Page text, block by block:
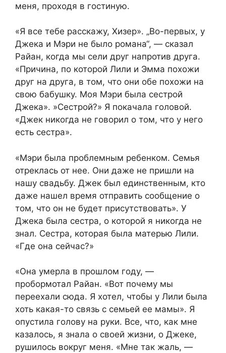
меня, проходя в гостиную.
«Я все тебе расскажу, Хизер». „Во-первых, у
Джека и Мэри не было романа“, — сказал
Райан, когда мы сели друг напротив друга.
«Причина, по которой Лили и Эмма похожи
друг на друга, в том, что они обе похожи на
свою бабушку. Моя Мэри была сестрой
Джека». »Сестрой?» Я покачала головой.
«Джек никогда не говорил о том, что у него
есть сестра».
«Мэри была проблемным ребенком. Семья
отреклась от нее. Они даже не пришли на
нашу свадьбу. Джек был единственным, кто
даже нашел время отправить сообщение о
том, что он не будет присутствовать». У
Джека была сестра, о которой я никогда не
знал. Сестра, которая была матерью Лили.
«Где она сейчас?»
«Она умерла в прошлом году, —
пробормотал Райан. «Вот почему мы
переехали сюда. Я хотел, чтобы у Лили была
хоть какая-то связь с семьей ее мамы». Я
опустила голову на руки. Все, что, как мне
казалось, я знала о своей жизни, о Джеке,
рушилось вокруг меня. «Мне так жаль, —